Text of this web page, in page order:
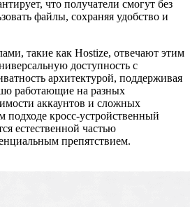
что получатели смогут без
файлы, сохраняя удобство и
такие как Hostize, отвечают этим
доступность с
архитектурой, поддерживая
работающие на разных
аккаунтов и сложных
подходе кросс-устройственный
естественной частью
препятствием.